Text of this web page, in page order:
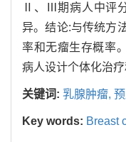
Ⅱ、Ⅲ期病人中评
异。结论:与传统方
率和无瘤生存概率
病人设计个体化治疗
关键词: 乳腺肿瘤,
Key words: Breast